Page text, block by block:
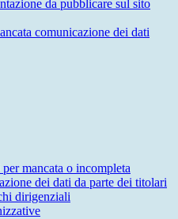
da pubblicare sul sito
comunicazione dei dati
mancata o incompleta
dei dati da parte dei titolari
dirigenziali